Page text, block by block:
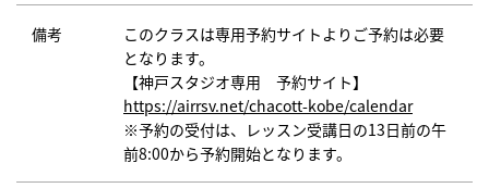
備考
このクラスは専用予約サイトよりご予約は必要
となります。
【神戸スタジオ専用 予約サイト】
https://airrsv.net/chacott-kobe/calendar
※予約の受付は、レッスン受講日の13日前の午
前8:00から予約開始となります。